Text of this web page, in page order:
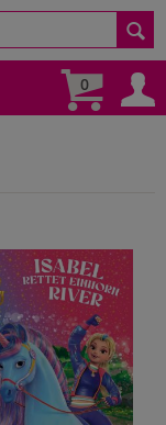
0